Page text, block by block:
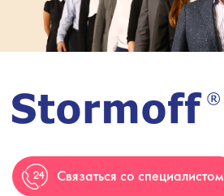
Связаться со специалистом